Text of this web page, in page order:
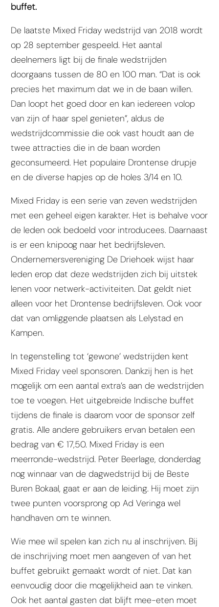
buffet.
De laatste Mixed Friday wedstrijd van 2018 wordt
op 28 september gespeeld. Het aantal
deelnemers ligt bij de finale wedstrijden
doorgaans tussen de 80 en 100 man. “Dat is ook
precies het maximum dat we in de baan willen.
Dan loopt het goed door en kan iedereen volop
van zijn of haar spel genieten”, aldus de
wedstrijdcommissie die ook vast houdt aan de
twee attracties die in de baan worden
geconsumeerd. Het populaire Drontense drupje
en de diverse hapjes op de holes 3/14 en 10.
Mixed Friday is een serie van zeven wedstrijden
met een geheel eigen karakter. Het is behalve voor
de leden ook bedoeld voor introducees. Daarnaast
is er een knipoog naar het bedrijfsleven.
Ondernemersvereniging De Driehoek wijst haar
leden erop dat deze wedstrijden zich bij uitstek
lenen voor netwerk-activiteiten. Dat geldt niet
alleen voor het Drontense bedrijfsleven. Ook voor
dat van omliggende plaatsen als Lelystad en
Kampen.
In tegenstelling tot ‘gewone’ wedstrijden kent
Mixed Friday veel sponsoren. Dankzij hen is het
mogelijk om een aantal extra’s aan de wedstrijden
toe te voegen. Het uitgebreide Indische buffet
tijdens de finale is daarom voor de sponsor zelf
gratis. Alle andere gebruikers ervan betalen een
bedrag van € 17,50. Mixed Friday is een
meerronde-wedstrijd. Peter Beerlage, donderdag
nog winnaar van de dagwedstrijd bij de Beste
Buren Bokaal, gaat er aan de leiding. Hij moet zijn
twee punten voorsprong op Ad Veringa wel
handhaven om te winnen.
Wie mee wil spelen kan zich nu al inschrijven. Bij
de inschrijving moet men aangeven of van het
buffet gebruikt gemaakt wordt of niet. Dat kan
eenvoudig door die mogelijkheid aan te vinken.
Ook het aantal gasten dat blijft mee-eten moet